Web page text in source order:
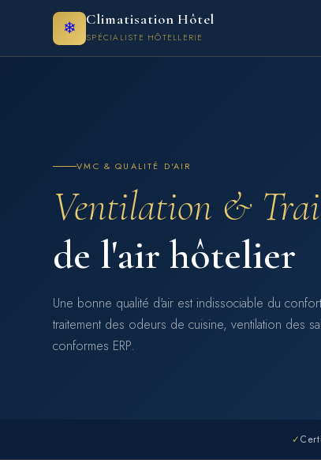
❄ Climatisation Hôtel
SPÉCIALISTE HÔTELLERIE
VMC & QUALITÉ D'AIR
Ventilation &
de l'air hôtelier
Une bonne qualité d'air est indissociable du
traitement des odeurs de cuisine, ventilation des
conformes ERP.
✓